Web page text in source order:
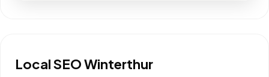
Local SEO Winterthur